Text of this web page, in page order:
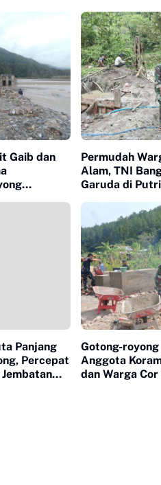
Gaib dan
Permudah
Alam, TNI
Garuda di
Panjang
Percepat
Gotong-
Anggota
dan Warga